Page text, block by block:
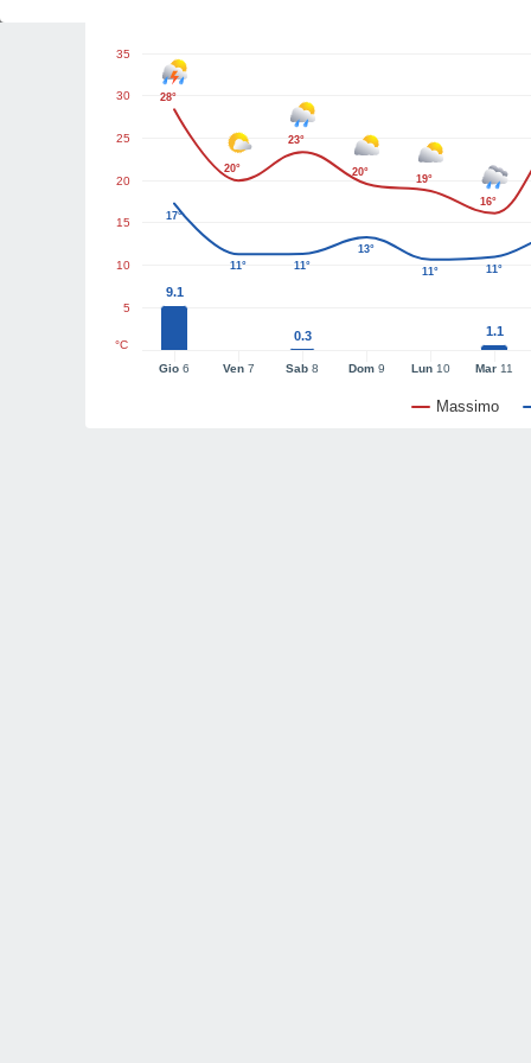
Massimo
Gio 6 Ven7 Sab 8 Dom9 Lun10 Mar 11
5
10
15
20
25
30
35
°C
9.1
0.3 1.1
28°
20°
23°
20°
19°
16°
17°
11° 11°
13°
11°
11°